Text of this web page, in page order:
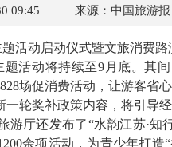
09:45 来源：中国旅游报
活动启动仪式暨文旅消费路
活动将持续至9月底。其间
场促消费活动，让游客省
奖补政策内容，将引导
厅还发布了“水韵江苏·知
余项活动，为青少年打造